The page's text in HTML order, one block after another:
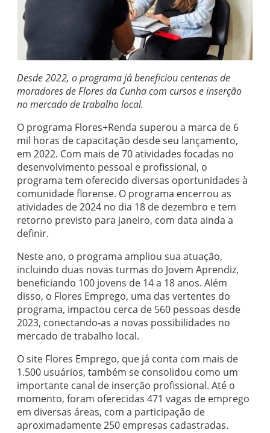
Desde 2022, o programa já beneficiou centenas de
moradores de Flores da Cunha com cursos e inserção
no mercado de trabalho local.
O programa Flores+Renda superou a marca de 6
mil horas de capacitação desde seu lançamento,
em 2022. Com mais de 70 atividades focadas no
desenvolvimento pessoal e profissional, o
programa tem oferecido diversas oportunidades à
comunidade florense. O programa encerrou as
atividades de 2024 no dia 18 de dezembro e tem
retorno previsto para janeiro, com data ainda a
definir.
Neste ano, o programa ampliou sua atuação,
incluindo duas novas turmas do Jovem Aprendiz,
beneficiando 100 jovens de 14 a 18 anos. Além
disso, o Flores Emprego, uma das vertentes do
programa, impactou cerca de 560 pessoas desde
2023, conectando-as a novas possibilidades no
mercado de trabalho local.
O site Flores Emprego, que já conta com mais de
1.500 usuários, também se consolidou como um
importante canal de inserção profissional. Até o
momento, foram oferecidas 471 vagas de emprego
em diversas áreas, com a participação de
aproximadamente 250 empresas cadastradas.